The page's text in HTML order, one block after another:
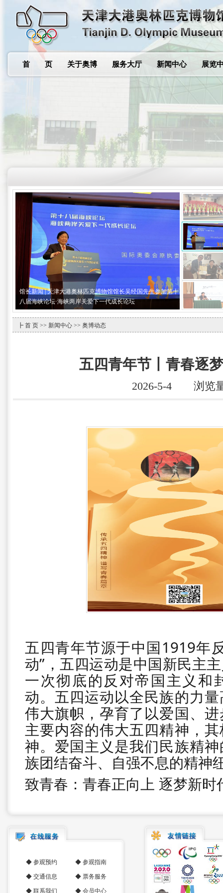
首 页 关于奥博 服务大厅 新闻中心 展览
馆长新闻 | 天津大港奥林匹克博物馆馆长吴经国先生参加第十
八届海峡论坛·海峡两岸关爱下一代成长论坛
┣ 首 页 >> 新闻中心 >> 奥博动态
五四青年节丨青春逐
2026-5-4 浏览
五四青年节源于中国1919年
动”，五四运动是中国新民主
一次彻底的反对帝国主义和
动。五四运动以全民族的力
伟大旗帜，孕育了以爱国、
主要内容的伟大五四精神，
神。爱国主义是我们民族精
族团结奋斗、自强不息的精神
致青春：青春正向上 逐梦新时
◆ 参观预约 ◆ 参观指南
◆ 交通信息 ◆ 票务服务
◆ 联系我们 ◆ 会员中心